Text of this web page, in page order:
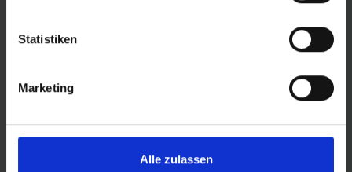
Statistiken
Marketing
Alle zulassen
Bikepark überzeugt.